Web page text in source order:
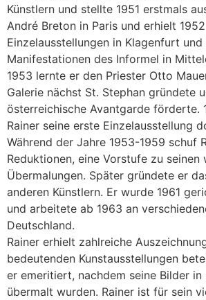
Künstlern und stellte 1951 erstmals
André Breton in Paris und erhielt 1952
Einzelausstellungen in Klagenfurt
Manifestationen des Informel in
1953 lernte er den Priester Otto
Galerie nächst St. Stephan gründete
österreichische Avantgarde förderte.
Rainer seine erste Einzelausstellung
Während der Jahre 1953-1959 schuf
Reduktionen, eine Vorstufe zu seinen
Übermalungen. Später gründete er
anderen Künstlern. Er wurde 1961
und arbeitete ab 1963 an
Deutschland.
Rainer erhielt zahlreiche
bedeutenden Kunstausstellungen
er emeritiert, nachdem seine Bilder in
übermalt wurden. Rainer ist für sein